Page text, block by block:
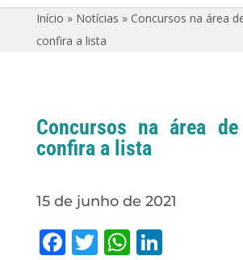
Início » Notícias » Concursos na área
confira a lista
Concursos na área
confira a lista
15 de junho de 2021
Facebook
Twitter
WhatsApp